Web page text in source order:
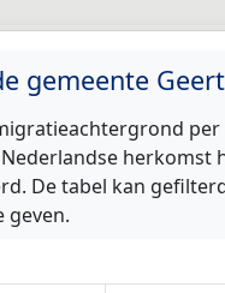
gemeente
De tabel kan
geven.